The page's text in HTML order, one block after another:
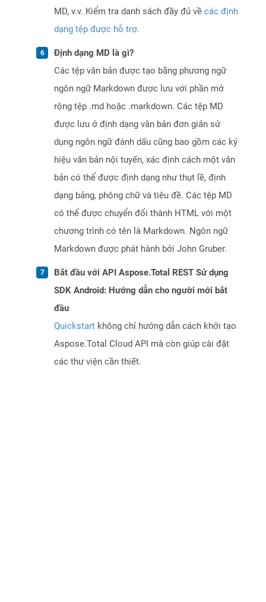
MD, v.v. Kiểm tra danh sách đầy đủ về các định
dạng tệp được hỗ trợ.
Định dạng MD là gì?
Các tệp văn bản được tạo bằng phương ngữ
ngôn ngữ Markdown được lưu với phần mở
rộng tệp .md hoặc .markdown. Các tệp MD
được lưu ở định dạng văn bản đơn giản sử
dụng ngôn ngữ đánh dấu cũng bao gồm các ký
hiệu văn bản nội tuyến, xác định cách một văn
bản có thể được định dạng như thụt lề, định
dạng bảng, phông chữ và tiêu đề. Các tệp MD
có thể được chuyển đổi thành HTML với một
chương trình có tên là Markdown. Ngôn ngữ
Markdown được phát hành bởi John Gruber.
Bắt đầu với API Aspose.Total REST Sử dụng
SDK Android: Hướng dẫn cho người mới bắt
đầu
Quickstart không chỉ hướng dẫn cách khởi tạo
Aspose.Total Cloud API mà còn giúp cài đặt
các thư viện cần thiết.